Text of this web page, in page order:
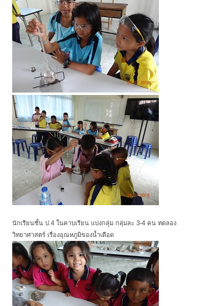
นักเรียนชั้น ป.4 ในคาบเรียน แบ่งกลุ่ม กลุ่มละ 3-4 คน ทดลอง
วิทยาศาสตร์ เรื่องอุณหภูมิของน้ำเดือด